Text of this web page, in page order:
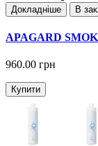
Докладнiше В
APAGARD
960.00 грн
Купити